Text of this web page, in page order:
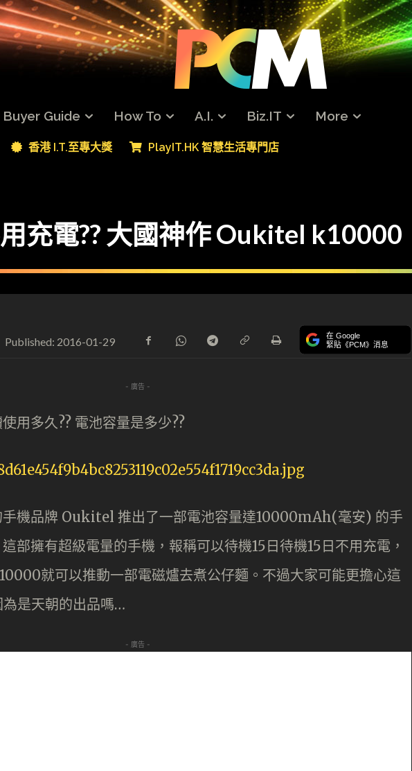
Buyer Guide How To A.I. Biz.IT More
香港 I.T.至專大獎 PlayIT.HK 智慧生活專門店
充電?? 大國神作 Oukitel k10000
Published: 2016-01-29 在 Google
緊貼《PCM》消息
- 廣告 -
用多久?? 電池容量是多少??
手機品牌 Oukitel 推出了一部電池容量達10000mAh(毫安) 的手
擁有超級電量的手機，報稱可以待機15日待機15日不用充電，
就可以推動一部電磁爐去煮公仔麵。不過大家可能更擔心這
是天朝的出品嗎…
- 廣告 -